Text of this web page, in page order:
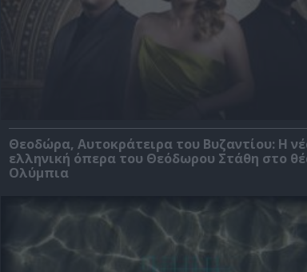
Θεοδώρα, Αυτοκράτειρα του Βυζαντίου: Η
ελληνική όπερα του Θεόδωρου Στάθη στο
Ολύμπια